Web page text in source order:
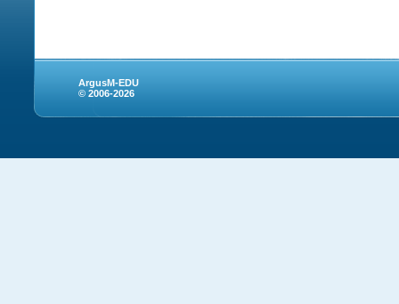
ArgusM-EDU
© 2006-2026